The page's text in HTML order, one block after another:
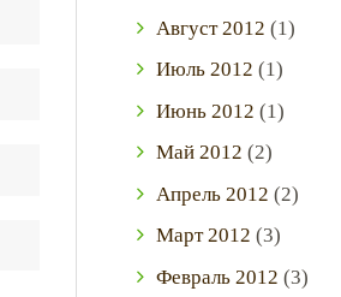
Август 2012 (1)
Июль 2012 (1)
Июнь 2012 (1)
Май 2012 (2)
Апрель 2012 (2)
Март2012 (3)
Февраль 2012 (3)